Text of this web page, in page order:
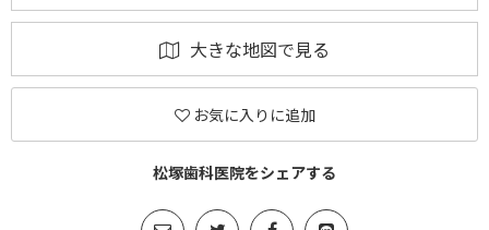
大きな地図で見る
お気に入りに追加
松塚歯科医院をシェアする